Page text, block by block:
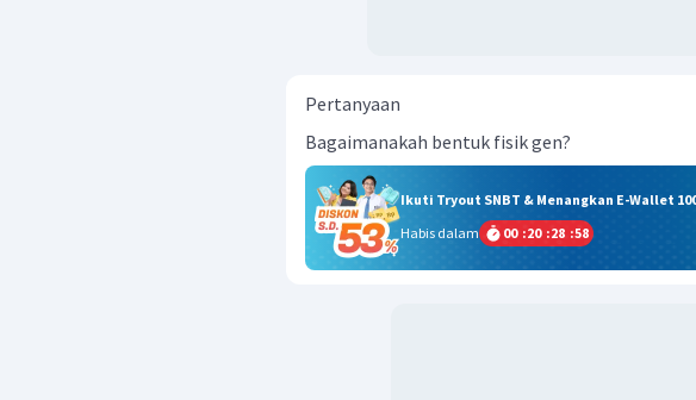
Pertanyaan
Bagaimanakah bentuk fisik gen?
Ikuti Tryout SNBT & Menangkan E-Wallet
Habis dalam
00 :20 :28 :57